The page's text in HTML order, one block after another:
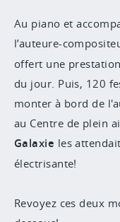
Au piano et
l’auteure-
offert une
du jour. Puis, 120
monter à bord de
au Centre de plein
Galaxie les
électrisante!
Revoyez ces deux